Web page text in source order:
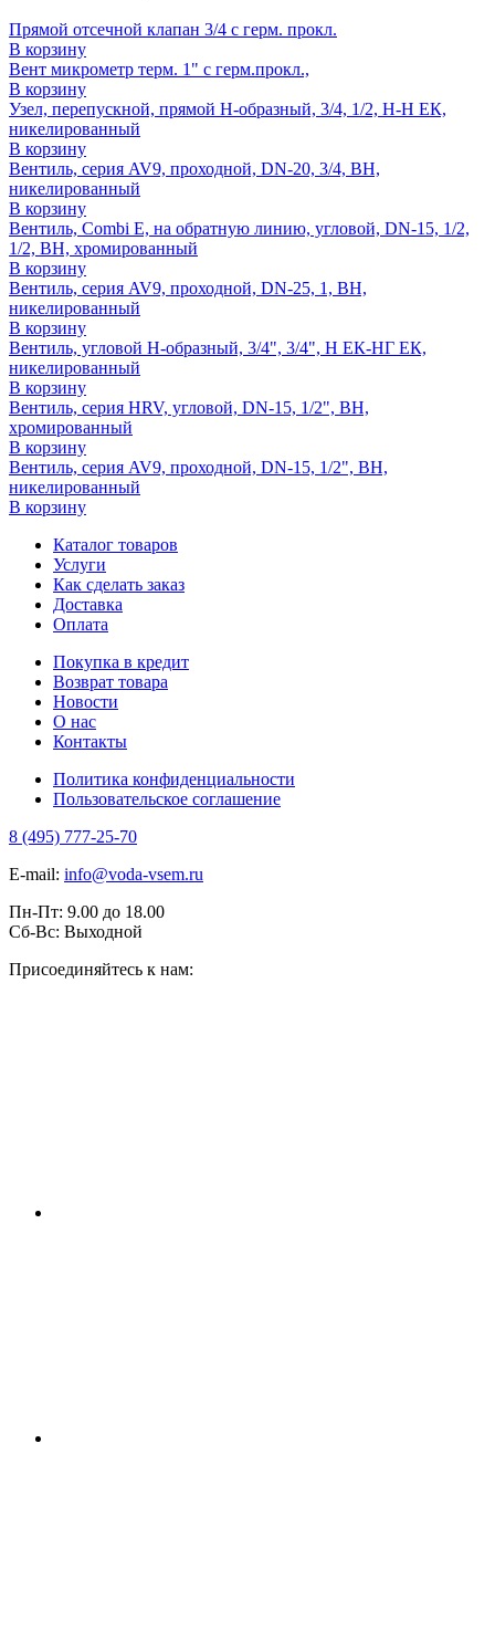
Прямой отсечной клапан 3/4 с герм. прокл.
В корзину
Вент микрометр терм. 1" с герм.прокл.,
В корзину
Узел, перепускной, прямой H-образный, 3/4, 1/2, Н-Н ЕК,
никелированный
В корзину
Вентиль, серия AV9, проходной, DN-20, 3/4, ВН,
никелированный
В корзину
Вентиль, Combi E, на обратную линию, угловой, DN-15, 1/2,
1/2, ВН, хромированный
В корзину
Вентиль, серия AV9, проходной, DN-25, 1, ВН,
никелированный
В корзину
Вентиль, угловой H-образный, 3/4", 3/4", Н ЕК-НГ ЕК,
никелированный
В корзину
Вентиль, серия HRV, угловой, DN-15, 1/2", ВН,
хромированный
В корзину
Вентиль, серия AV9, проходной, DN-15, 1/2", ВН,
никелированный
В корзину
Каталог товаров
Услуги
Как сделать заказ
Доставка
Оплата
Покупка в кредит
Возврат товара
Новости
О нас
Контакты
Политика конфиденциальности
Пользовательское соглашение
8 (495) 777-25-70
E-mail: info@voda-vsem.ru
Пн-Пт: 9.00 до 18.00
Сб-Вс: Выходной
Присоединяйтесь к нам: